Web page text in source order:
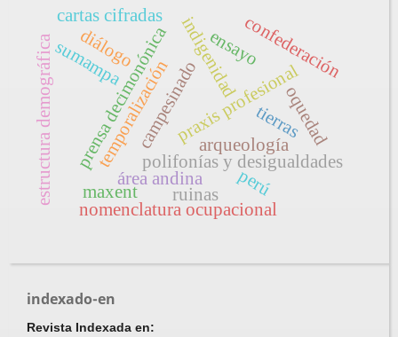
arqueología
temporalizaciónpolifonías y desigualdades
praxis profesional
perú
prensa decimonónicaindigenidad
tierras
nomenclatura ocupacional
sumampa
estructura demográfica confederación
campesinado
ensayo
área andina
diálogo
ruinas
cartas cifradas
maxent
oquedad
indexado-en
Revista Indexada en: